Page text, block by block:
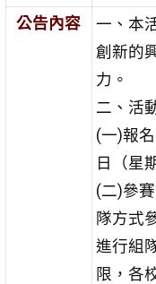
公告內容
一、本
創新的
力。
二、活
(一)報
日（星
(二)參
隊方式
進行組
限，各